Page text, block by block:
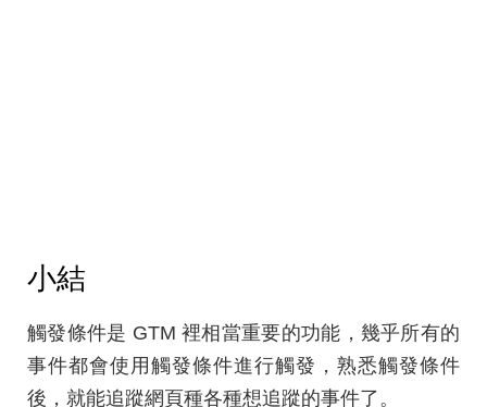
小結
觸發條件是 GTM 裡相當重要的功能，幾乎所有的
事件都會使用觸發條件進行觸發，熟悉觸發條件
後，就能追蹤網頁種各種想追蹤的事件了。